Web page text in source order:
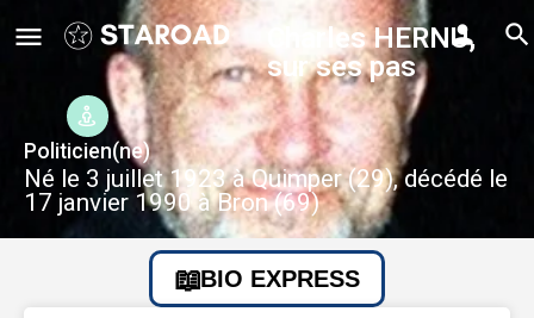
Charles HERNU,
sur ses pas
Politicien(ne)
Né le 3 juillet 1923 à Quimper (29), décédé le
17 janvier 1990 à Bron (69)
BIO EXPRESS